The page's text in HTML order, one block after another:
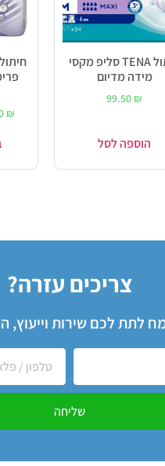
חיתול TENA סליפ מקסי
מידה מדיום
99.50 ₪
הוספה לסל
₪
צריכים עזרה?
לתת לכם שירות
שליחה